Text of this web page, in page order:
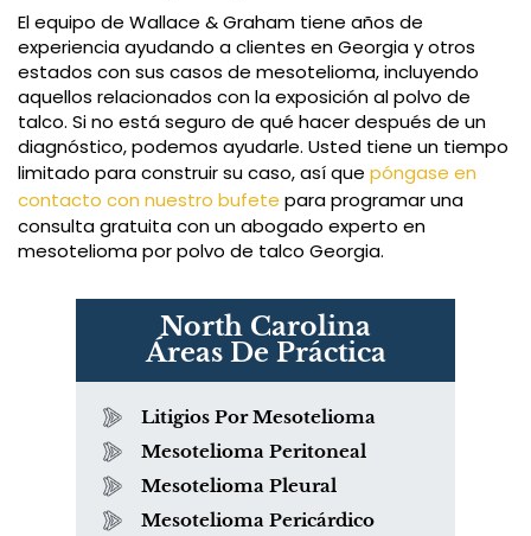
El equipo de Wallace & Graham tiene años de
experiencia ayudando a clientes en Georgia y otros
estados con sus casos de mesotelioma, incluyendo
aquellos relacionados con la exposición al polvo de
talco. Si no está seguro de qué hacer después de un
diagnóstico, podemos ayudarle. Usted tiene un tiempo
limitado para construir su caso, así que póngase en
contacto con nuestro bufete para programar una
consulta gratuita con un abogado experto en
mesotelioma por polvo de talco Georgia.
North Carolina
Áreas De Práctica
Litigios Por Mesotelioma
Mesotelioma Peritoneal
Mesotelioma Pleural
Mesotelioma Pericárdico